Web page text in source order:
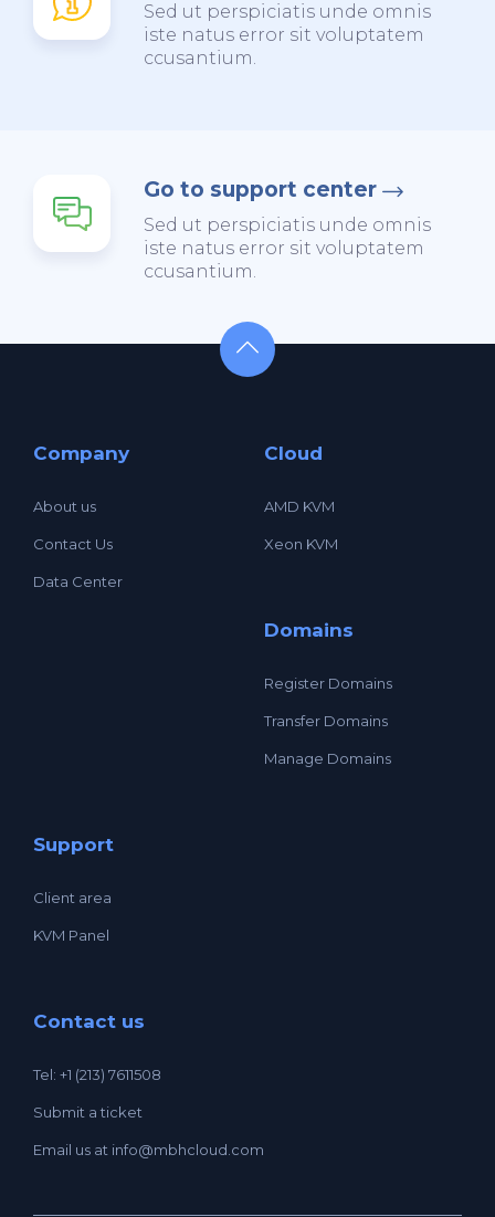
Sed ut perspiciatis unde omnis
iste natus error sit voluptatem
ccusantium.
Go to support center
Sed ut perspiciatis unde omnis
iste natus error sit voluptatem
ccusantium.
Company
About us
Contact Us
Data Center
Cloud
AMD KVM
Xeon KVM
Domains
Register Domains
Transfer Domains
Manage Domains
Support
Client area
KVM Panel
Contact us
Tel: +1 (213) 7611508
Submit a ticket
Email us at info@mbhcloud.com